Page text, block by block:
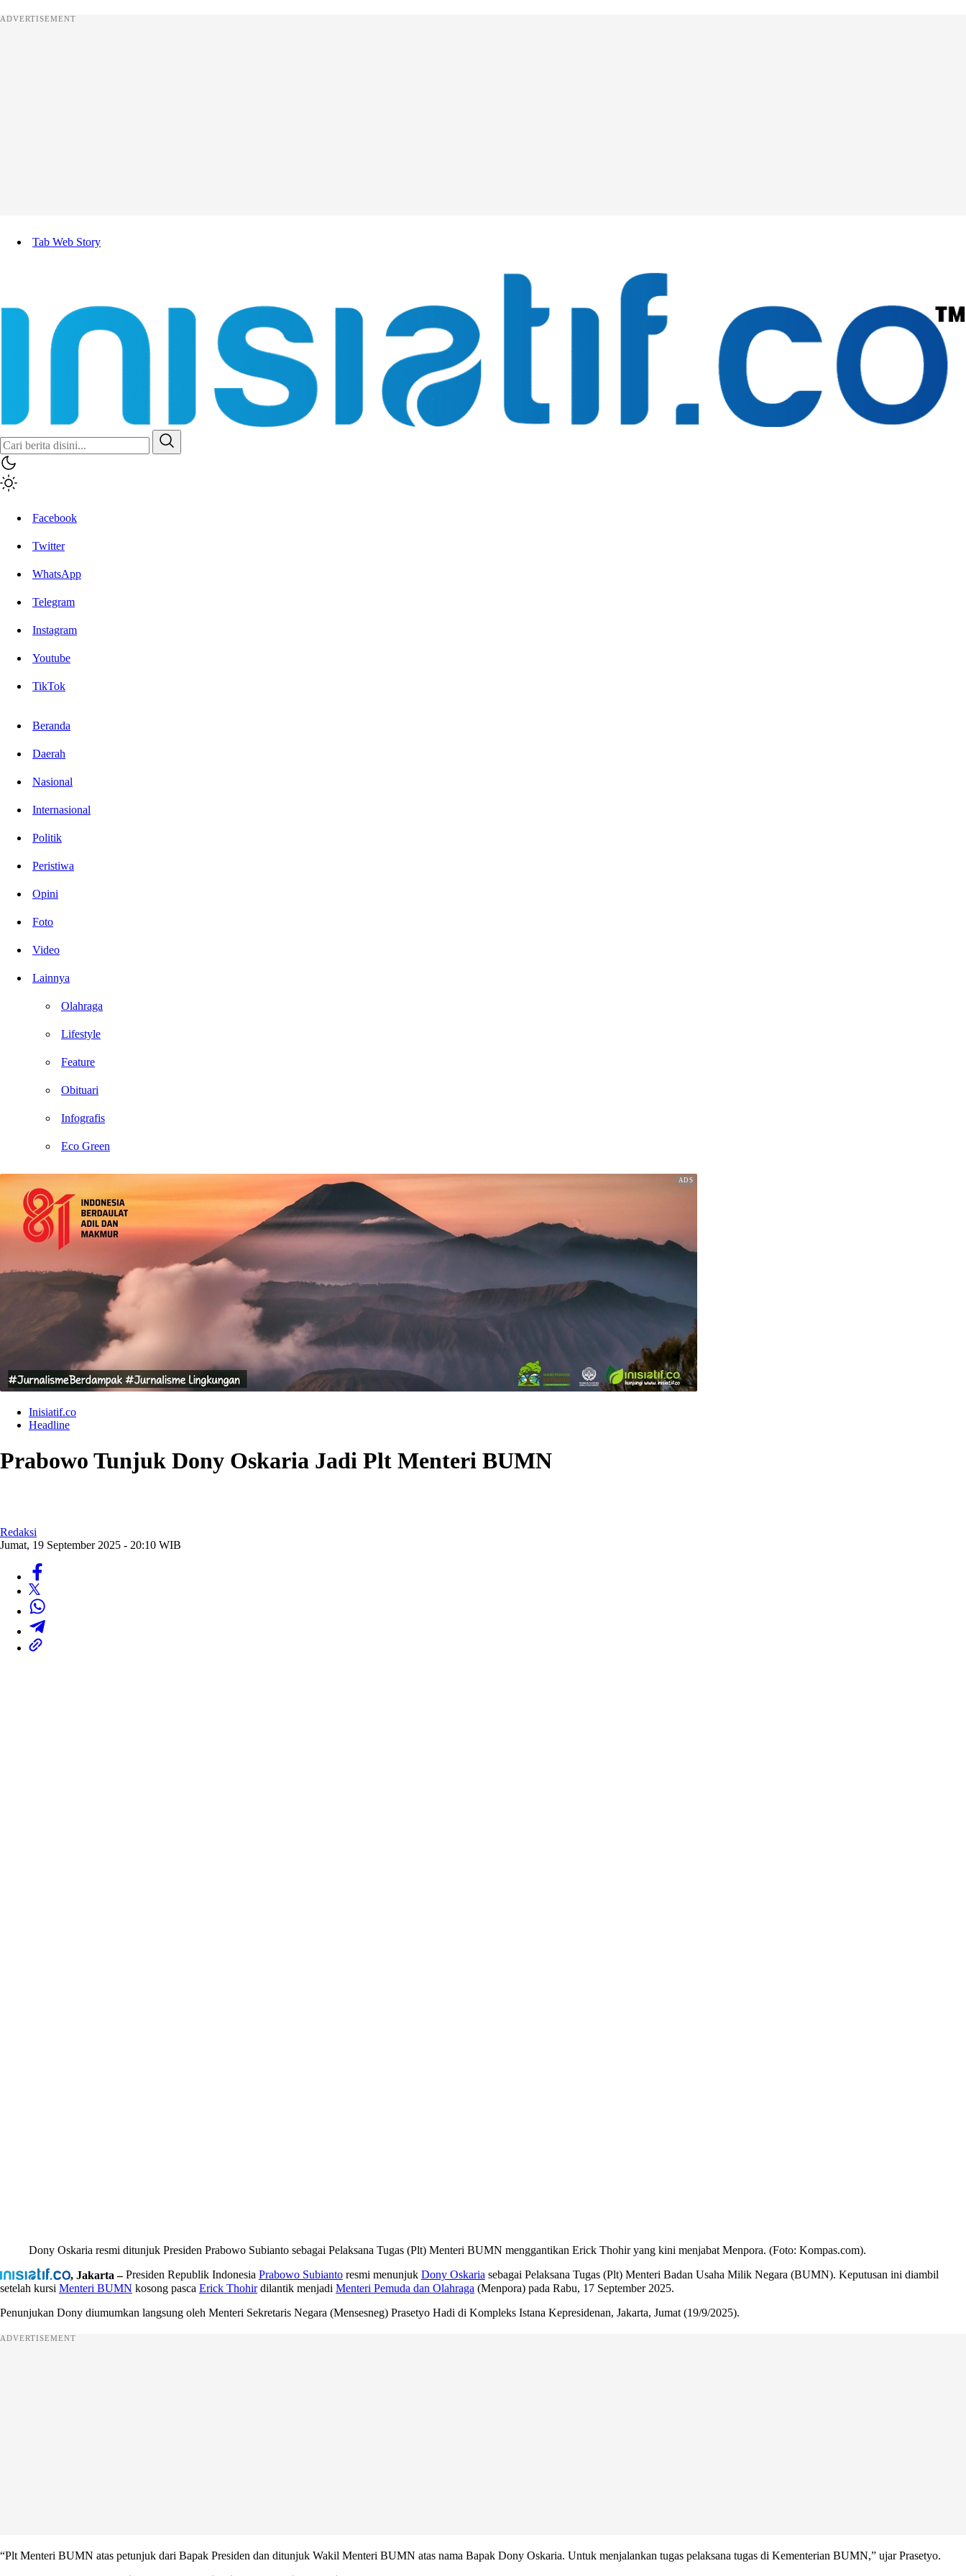
ADVERTISEMENT
Tab Web Story
Facebook
Twitter
WhatsApp
Telegram
Instagram
Youtube
TikTok
Beranda
Daerah
Nasional
Internasional
Politik
Peristiwa
Opini
Foto
Video
Lainnya
Olahraga
Lifestyle
Feature
Obituari
Infografis
Eco Green
Inisiatif.co
Headline
Prabowo Tunjuk Dony Oskaria Jadi Plt Menteri BUMN
Redaksi
Jumat, 19 September 2025 - 20:10 WIB
Dony Oskaria resmi ditunjuk Presiden Prabowo Subianto sebagai Pelaksana Tugas (Plt) Menteri BUMN menggantikan Erick Thohir yang kini menjabat Menpora. (Foto: Kompas.com).
, Jakarta –Presiden Republik Indonesia Prabowo Subiantoresmi menunjuk Dony Oskariasebagai Pelaksana Tugas (Plt) Menteri Badan Usaha Milik Negara (BUMN). Keputusan ini diambil
setelah kursi Menteri BUMN kosong pasca Erick Thohirdilantik menjadi Menteri Pemuda dan Olahraga (Menpora) pada Rabu, 17 September 2025.
Penunjukan Dony diumumkan langsung oleh Menteri Sekretaris Negara (Mensesneg) Prasetyo Hadi di Kompleks Istana Kepresidenan, Jakarta, Jumat (19/9/2025).
ADVERTISEMENT
“Plt Menteri BUMN atas petunjuk dari Bapak Presiden dan ditunjuk Wakil Menteri BUMN atas nama Bapak Dony Oskaria. Untuk menjalankan tugas pelaksana tugas di Kementerian BUMN,” ujar Prasetyo.